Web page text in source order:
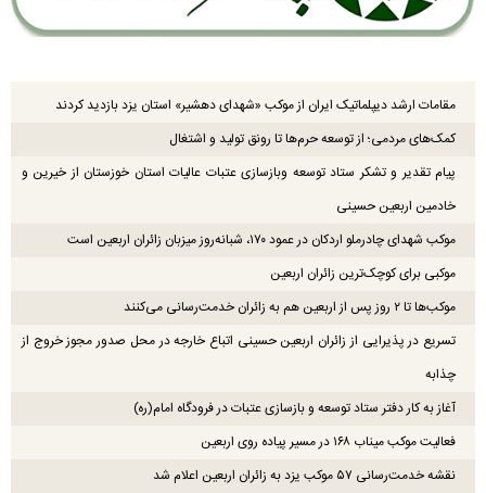
مقامات ارشد دیپلماتیک ایران از موکب «شهدای دهشیر» استان یزد بازدید کردند
کمک‌های مردمی؛ از توسعه حرم‌ها تا رونق تولید و اشتغال
پیام تقدیر و تشکر ستاد توسعه وبازسازی عتبات عالیات استان خوزستان از خیرین و
خادمین اربعین حسینی
موکب شهدای چادرملو اردکان در عمود ۱۷۰، شبانه‌روز میزبان زائران اربعین است
موکبی برای کوچک‌ترین زائران اربعین
موکب‌ها تا ۲ روز پس از اربعین هم به زائران خدمت‌رسانی می‌کنند
تسریع در پذیرایی از زائران اربعین حسینی اتباع خارجه در محل صدور مجوز خروج از
چذابه
آغاز به کار دفتر ستاد توسعه و بازسازی عتبات در فرودگاه امام(ره)
فعالیت موکب میناب ۱۶۸ در مسیر پیاده روی اربعین
نقشه خدمت‌رسانی ۵۷ موکب یزد به زائران اربعین اعلام شد